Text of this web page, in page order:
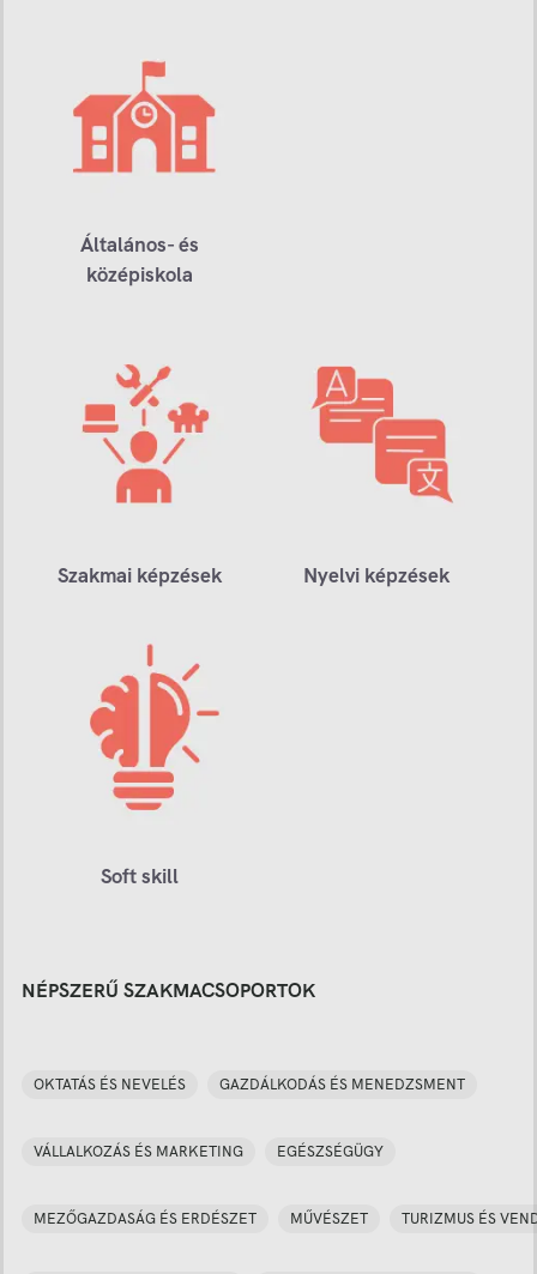
Általános- és
középiskola
Szakmai képzések Nyelvi képzések
Soft skill
NÉPSZERŰ SZAKMACSOPORTOK
OKTATÁS ÉS NEVELÉS GAZDÁLKODÁS ÉS MENEDZSMENT
VÁLLALKOZÁS ÉS MARKETING EGÉSZSÉGÜGY
MEZŐGAZDASÁG ÉS ERDÉSZET MŰVÉSZET TURIZMUS ÉS